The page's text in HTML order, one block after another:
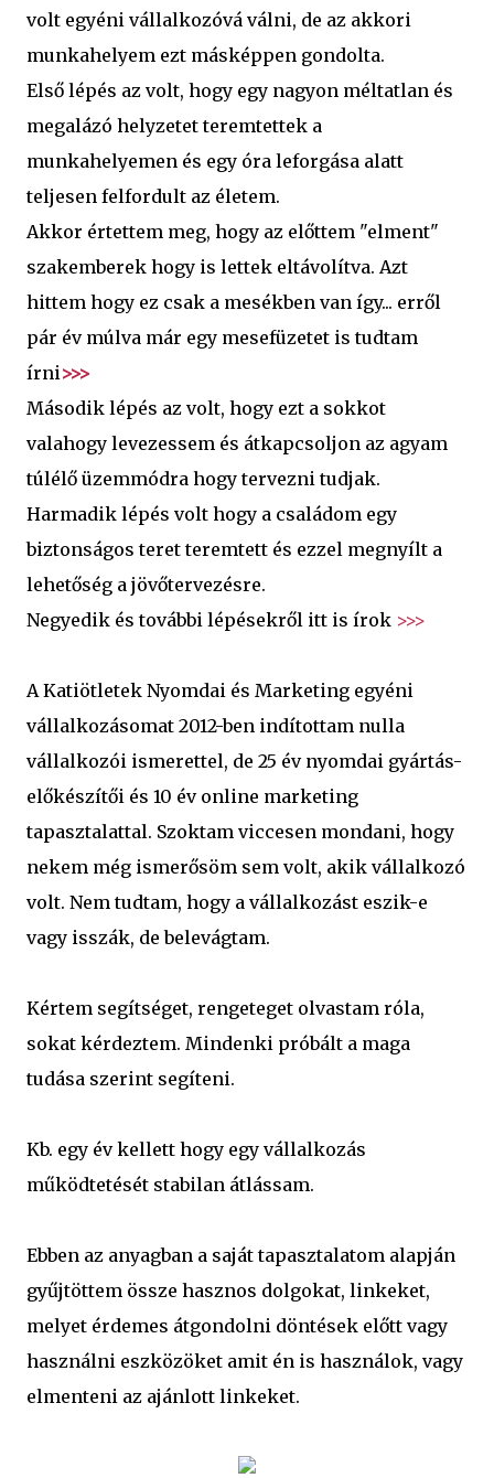
volt egyéni vállalkozóvá válni, de az akkori
munkahelyem ezt másképpen gondolta.
Első lépés az volt, hogy egy nagyon méltatlan és
megalázó helyzetet teremtettek a
munkahelyemen és egy óra leforgása alatt
teljesen felfordult az életem.
Akkor értettem meg, hogy az előttem "elment"
szakemberek hogy is lettek eltávolítva. Azt
hittem hogy ez csak a mesékben van így... erről
pár év múlva már egy mesefüzetet is tudtam
írni>>>
Második lépés az volt, hogy ezt a sokkot
valahogy levezessem és átkapcsoljon az agyam
túlélő üzemmódra hogy tervezni tudjak.
Harmadik lépés volt hogy a családom egy
biztonságos teret teremtett és ezzel megnyílt a
lehetőség a jövőtervezésre.
Negyedik és további lépésekről itt is írok >>>
A Katiötletek Nyomdai és Marketing egyéni
vállalkozásomat 2012-ben indítottam nulla
vállalkozói ismerettel, de 25 év nyomdai gyártás-
előkészítői és 10 év online marketing
tapasztalattal. Szoktam viccesen mondani, hogy
nekem még ismerősöm sem volt, akik vállalkozó
volt. Nem tudtam, hogy a vállalkozást eszik-e
vagy isszák, de belevágtam.
Kértem segítséget, rengeteget olvastam róla,
sokat kérdeztem. Mindenki próbált a maga
tudása szerint segíteni.
Kb. egy év kellett hogy egy vállalkozás
működtetését stabilan átlássam.
Ebben az anyagban a saját tapasztalatom alapján
gyűjtöttem össze hasznos dolgokat, linkeket,
melyet érdemes átgondolni döntések előtt vagy
használni eszközöket amit én is használok, vagy
elmenteni az ajánlott linkeket.